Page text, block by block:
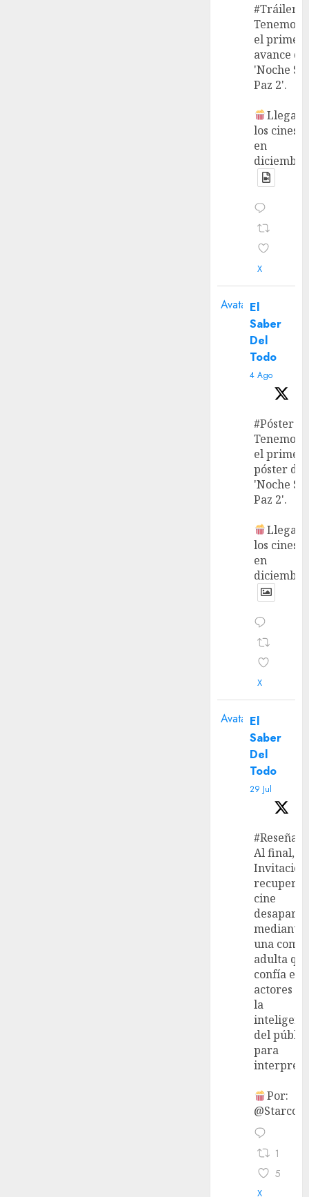
#Tráiler
Tenemos
el primer
avance de
'Noche
Paz 2'.
Llega a
los cines
en
X
Avatar El
Saber
Del
Todo
4 Ago
#Póster
Tenemos
el primer
póster de
'Noche
Paz 2'.
Llega a
los cines
en
X
Avatar El
Saber
Del
Todo
29 Jul
#Reseña
Al final,
recupera
cine
mediante
una
adulta
confía en
actores y
la
del
para
Por:
1
5
X